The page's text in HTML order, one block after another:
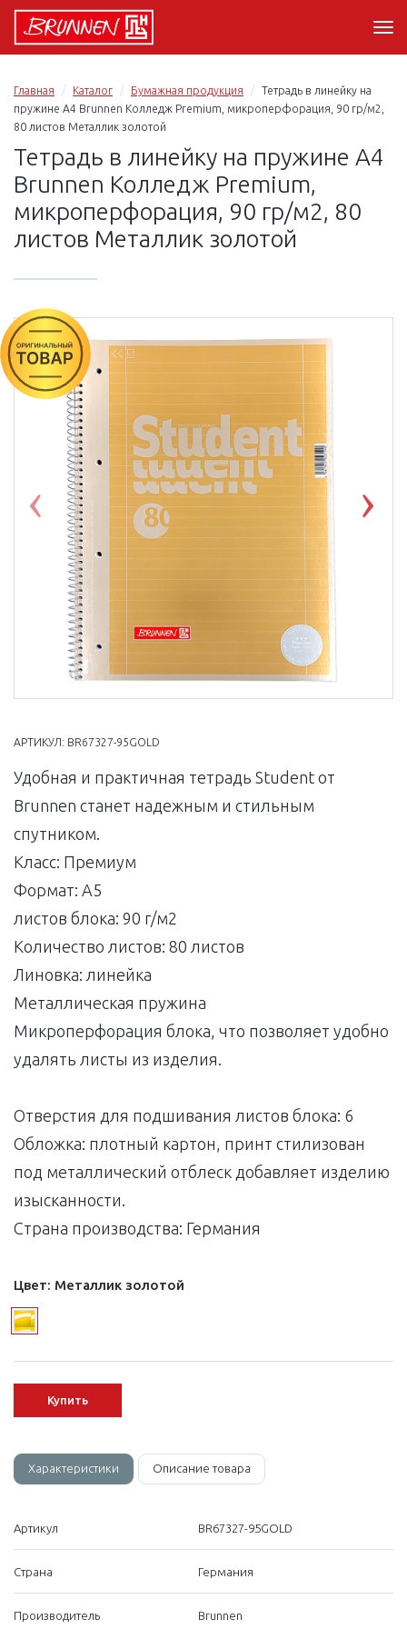
Главная Каталог Бумажная продукция
Тетрадь в линейку на
пружине А4 Brunnen Колледж Premium, микроперфорация, 90 гр/м2,
80 листов Металлик золотой
Тетрадь в линейку на пружине А4
Brunnen Колледж Premium,
микроперфорация, 90 гр/м2, 80
листов Металлик золотой
Previous
АРТИКУЛ: BR67327-95GOLD
Удобная и практичная тетрадь Student от
Brunnen станет надежным и стильным
спутником.
Класс: Премиум
Формат: A5
листов блока: 90 г/м2
Количество листов: 80 листов
Линовка: линейка
Металлическая пружина
Микроперфорация блока, что позволяет удобно
удалять листы из изделия.
Отверстия для подшивания листов блока: 6
Обложка: плотный картон, принт стилизован
под металлический отблеск добавляет изделию
изысканности.
Страна производства: Германия
Цвет: Металлик золотой
Купить
Характеристики Описание товара
Артикул BR67327-95GOLD
Страна Германия
Производитель Brunnen